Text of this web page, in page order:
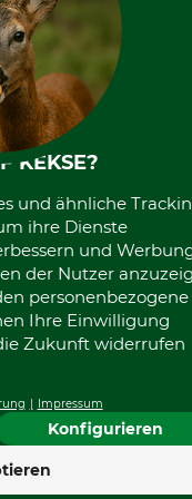
Datenschutz
Zahlungsarten
Messetermine
Community
International
*Alle Preise in
KEKSE?
und ähnliche
ihre Dienste
und
der Nutzer
personenbezogene
Ihre Einwilligung
Zukunft widerrufen
Impressum
Konfigurieren